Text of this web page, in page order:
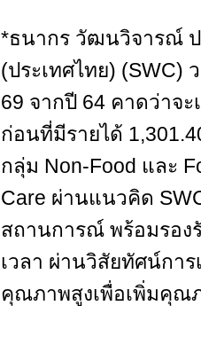
*ธนากร วัฒนวิจารณ์ ป
(ประเทศไทย) (SWC)
69 จากปี 64 คาดว่าจะ
ก่อนที่มีรายได้
กลุ่ม Non-Food และ
Care ผ่านแนวคิด
สถานการณ์ พร้อมรอง
เวลา ผ่านวิสัยทัศน์กา
คุณภาพสูงเพื่อเพิ่มคุณ